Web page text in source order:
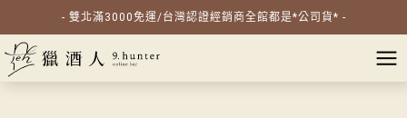
- 雙北滿3000免運/台灣認證經銷商全館都是*公司貨* -